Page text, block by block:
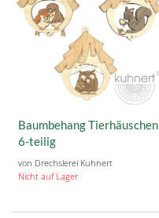
Baumbehang Tierhäuschen
6-teilig
von Drechslerei Kuhnert
Nicht auf Lager